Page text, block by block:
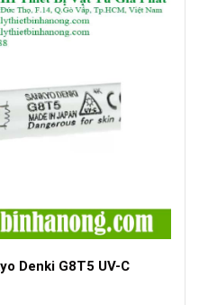
Denki G8T5 UV-C